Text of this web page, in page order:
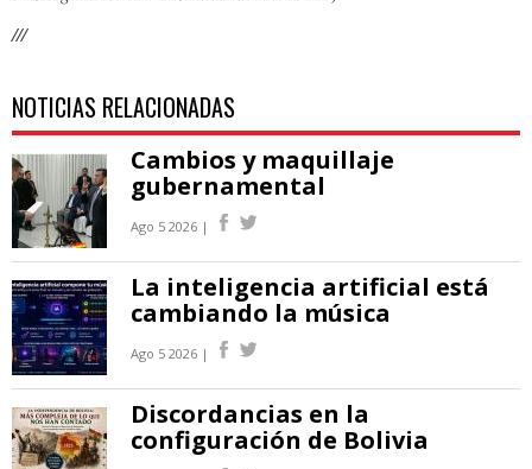
///
NOTICIAS RELACIONADAS
Cambios y maquillaje
gubernamental
Ago 5 2026 |
La inteligencia artificial está
cambiando la música
Ago 5 2026 |
Discordancias en la
configuración de Bolivia